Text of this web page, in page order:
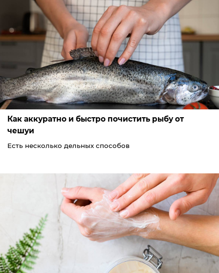
Как аккуратно и быстро почистить рыбу от
чешуи
Есть несколько дельных способов